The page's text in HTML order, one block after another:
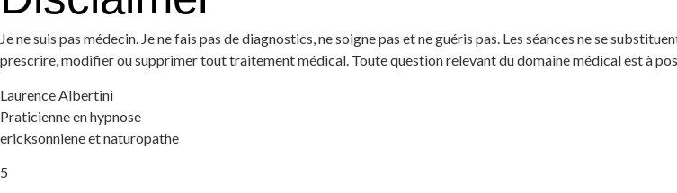
Je ne suis pas médecin. Je ne fais pas de diagnostics, ne soigne pas et ne guéris pas. Les séances ne se
prescrire, modifier ou supprimer tout traitement médical. Toute question relevant du domaine médical est à
Laurence Albertini
Praticienne en hypnose
ericksonniene et naturopathe
5